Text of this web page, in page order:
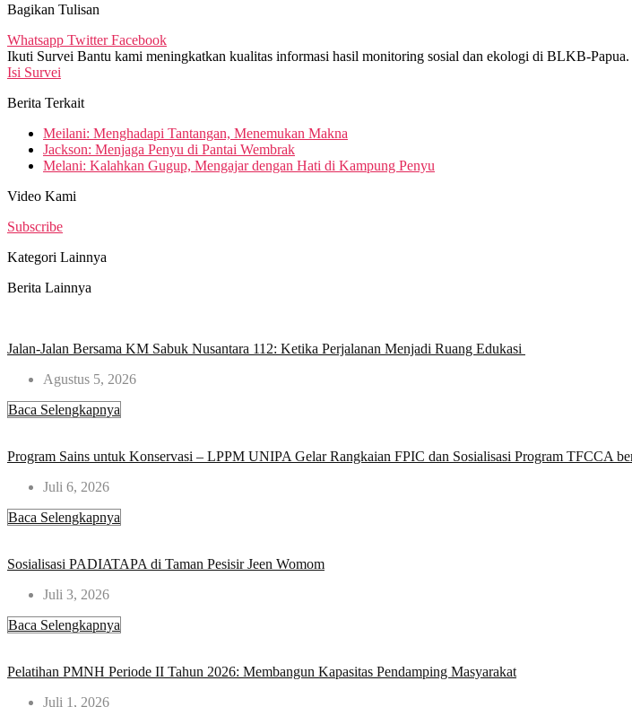
Bagikan Tulisan
Whatsapp Twitter Facebook
Ikuti Survei Bantu kami meningkatkan kualitas informasi hasil monitoring sosial dan ekologi di BLKB-Papua.
Isi Survei
Berita Terkait
Meilani: Menghadapi Tantangan, Menemukan Makna
Jackson: Menjaga Penyu di Pantai Wembrak
Melani: Kalahkan Gugup, Mengajar dengan Hati di Kampung Penyu
Video Kami
Subscribe
Kategori Lainnya
Berita Lainnya
Jalan-Jalan Bersama KM Sabuk Nusantara 112: Ketika Perjalanan Menjadi Ruang Edukasi ​
Agustus 5, 2026
Baca Selengkapnya
Program Sains untuk Konservasi – LPPM UNIPA Gelar Rangkaian FPIC dan Sosialisasi Program TFCCA
Juli 6, 2026
Baca Selengkapnya
Sosialisasi PADIATAPA di Taman Pesisir Jeen Womom​
Juli 3, 2026
Baca Selengkapnya
Pelatihan PMNH Periode II Tahun 2026: Membangun Kapasitas Pendamping Masyarakat
Juli 1, 2026